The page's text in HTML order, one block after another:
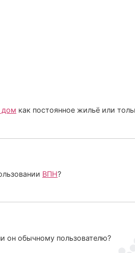
дом как постоянное жильё или
ВПН?
он обычному пользователю?